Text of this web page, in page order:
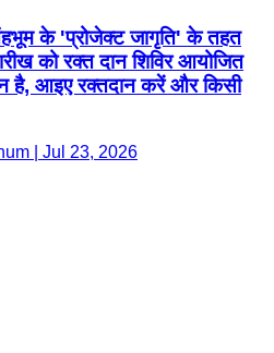
के 'प्रोजेक्ट जागृति' के तहत
को रक्त दान शिविर आयोजित
है, आइए रक्तदान करें और किसी
| Jul 23, 2026